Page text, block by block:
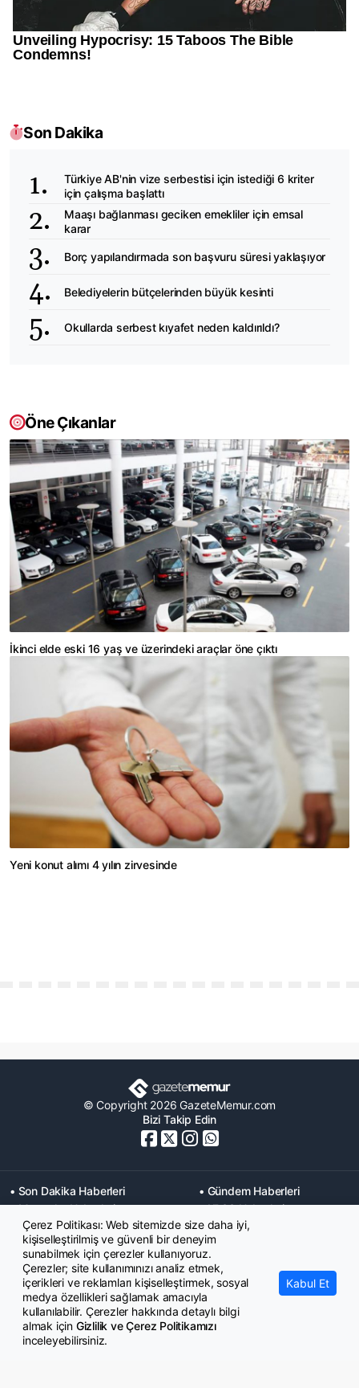
Son Dakika
Türkiye AB'nin vize serbestisi için istediği 6 kriter
için çalışma başlattı
Maaşı bağlanması geciken emekliler için emsal
karar
Borç yapılandırmada son başvuru süresi yaklaşıyor
Belediyelerin bütçelerinden büyük kesinti
Okullarda serbest kıyafet neden kaldırıldı?
Öne Çıkanlar
İkinci elde eski 16 yaş ve üzerindeki araçlar öne çıktı
Yeni konut alımı 4 yılın zirvesinde
© Copyright 2026 GazeteMemur.com
Bizi Takip Edin
• Son Dakika Haberleri
• Gündem Haberleri
• Memurlar Haberleri
• KPSS Haberleri
• Ekonomi Haberleri
• Eğitim Haberleri
• Yaşam Haberleri
• Maaş Verileri Haberleri
• Mahkeme Kararları
Haberleri
Çerez Politikası: Web sitemizde size daha iyi,
kişiselleştirilmiş ve güvenli bir deneyim
sunabilmek için çerezler kullanıyoruz.
Çerezler; site kullanımınızı analiz etmek,
içerikleri ve reklamları kişiselleştirmek, sosyal
medya özellikleri sağlamak amacıyla
kullanılabilir. Çerezler hakkında detaylı bilgi
almak için Gizlilik ve Çerez Politikamızı
inceleyebilirsiniz.
Kabul Et